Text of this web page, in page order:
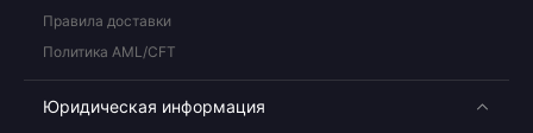
Правила доставки
Политика AML/CFT
Юридическая информация